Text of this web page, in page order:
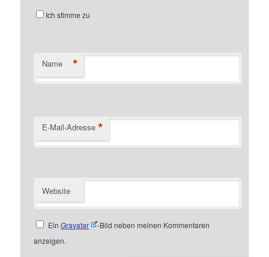
Ich stimme zu
Name *
E-Mail-Adresse *
Website
Ein Gravatar
-Bild neben meinen Kommentaren
anzeigen.